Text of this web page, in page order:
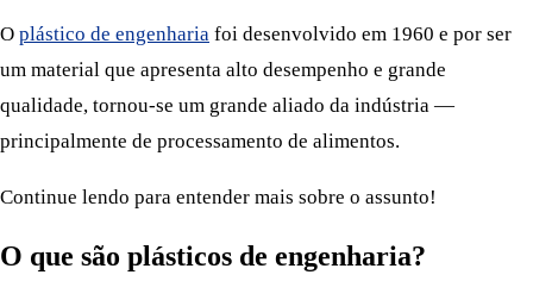
O plástico de engenharia foi desenvolvido em 1960 e por ser
um material que apresenta alto desempenho e grande
qualidade, tornou-se um grande aliado da indústria —
principalmente de processamento de alimentos.
Continue lendo para entender mais sobre o assunto!
O que são plásticos de engenharia?